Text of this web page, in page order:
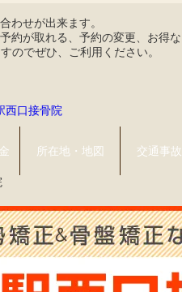
わせが出来ます。
約が取れる、予約の変更、お得な
のでぜひ、ご利用ください。
西口接骨院
所在地・地図 交通事